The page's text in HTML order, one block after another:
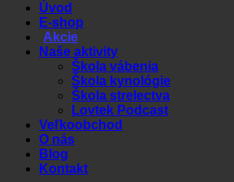
Úvod
E-shop
Akcie
Naše aktivity
Škola vábenia
Škola kynológie
Škola strelectva
Lovtek Podcast
Veľkoobchod
O nás
Blog
Kontakt